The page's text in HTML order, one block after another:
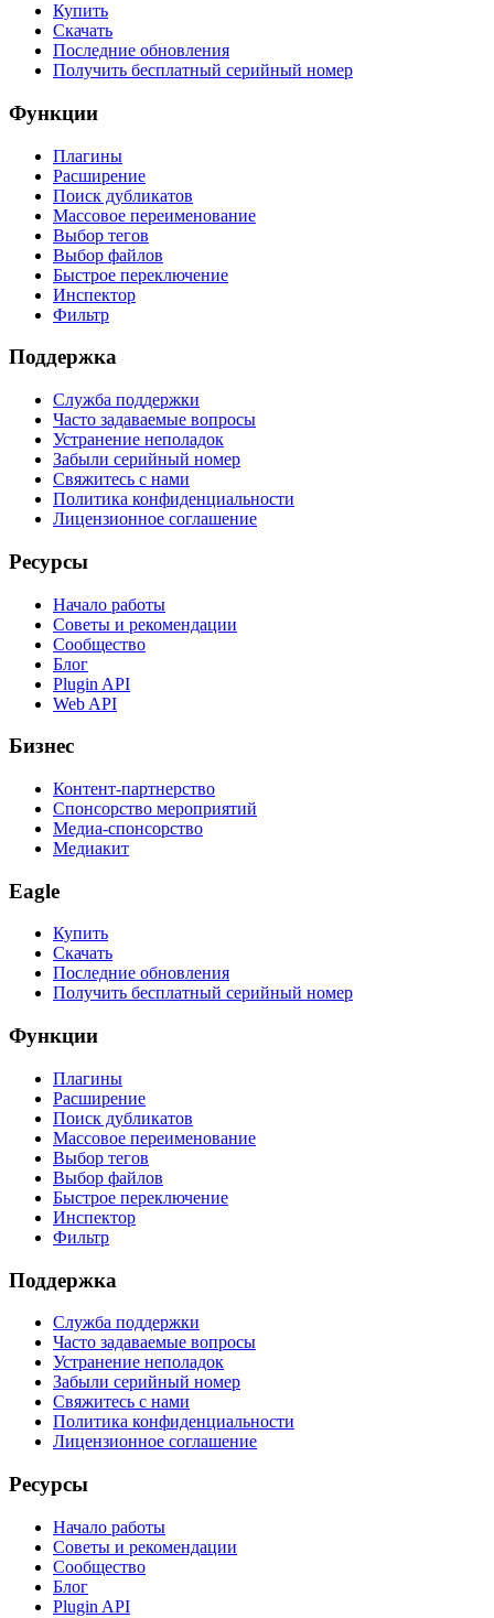
Купить
Скачать
Последние обновления
Получить бесплатный серийный номер
Функции
Плагины
Расширение
Поиск дубликатов
Массовое переименование
Выбор тегов
Выбор файлов
Быстрое переключение
Инспектор
Фильтр
Поддержка
Служба поддержки
Часто задаваемые вопросы
Устранение неполадок
Забыли серийный номер
Свяжитесь с нами
Политика конфиденциальности
Лицензионное соглашение
Ресурсы
Начало работы
Советы и рекомендации
Сообщество
Блог
Plugin API
Web API
Бизнес
Контент-партнерство
Спонсорство мероприятий
Медиа-спонсорство
Медиакит
Eagle
Купить
Скачать
Последние обновления
Получить бесплатный серийный номер
Функции
Плагины
Расширение
Поиск дубликатов
Массовое переименование
Выбор тегов
Выбор файлов
Быстрое переключение
Инспектор
Фильтр
Поддержка
Служба поддержки
Часто задаваемые вопросы
Устранение неполадок
Забыли серийный номер
Свяжитесь с нами
Политика конфиденциальности
Лицензионное соглашение
Ресурсы
Начало работы
Советы и рекомендации
Сообщество
Блог
Plugin API